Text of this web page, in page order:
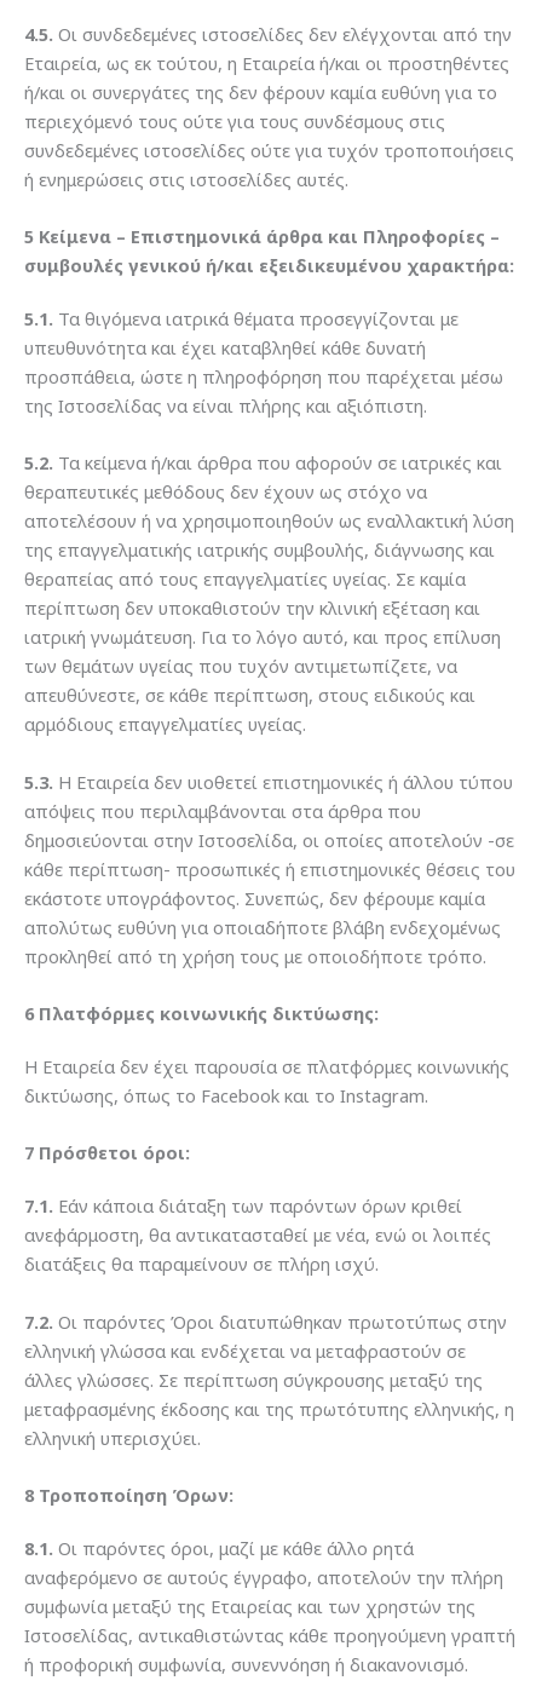
4.5. Οι συνδεδεμένες ιστοσελίδες δεν ελέγχονται από την
Εταιρεία, ως εκ τούτου, η Εταιρεία ή/και οι προστηθέντες
ή/και οι συνεργάτες της δεν φέρουν καμία ευθύνη για το
περιεχόμενό τους ούτε για τους συνδέσμους στις
συνδεδεμένες ιστοσελίδες ούτε για τυχόν τροποποιήσεις
ή ενημερώσεις στις ιστοσελίδες αυτές.
5 Κείμενα – Επιστημονικά άρθρα και Πληροφορίες –
συμβουλές γενικού ή/και εξειδικευμένου χαρακτήρα:
5.1. Τα θιγόμενα ιατρικά θέματα προσεγγίζονται με
υπευθυνότητα και έχει καταβληθεί κάθε δυνατή
προσπάθεια, ώστε η πληροφόρηση που παρέχεται μέσω
της Ιστοσελίδας να είναι πλήρης και αξιόπιστη.
5.2. Τα κείμενα ή/και άρθρα που αφορούν σε ιατρικές και
θεραπευτικές μεθόδους δεν έχουν ως στόχο να
αποτελέσουν ή να χρησιμοποιηθούν ως εναλλακτική λύση
της επαγγελματικής ιατρικής συμβουλής, διάγνωσης και
θεραπείας από τους επαγγελματίες υγείας. Σε καμία
περίπτωση δεν υποκαθιστούν την κλινική εξέταση και
ιατρική γνωμάτευση. Για το λόγο αυτό, και προς επίλυση
των θεμάτων υγείας που τυχόν αντιμετωπίζετε, να
απευθύνεστε, σε κάθε περίπτωση, στους ειδικούς και
αρμόδιους επαγγελματίες υγείας.
5.3. Η Εταιρεία δεν υιοθετεί επιστημονικές ή άλλου τύπου
απόψεις που περιλαμβάνονται στα άρθρα που
δημοσιεύονται στην Iστοσελίδα, οι οποίες αποτελούν -σε
κάθε περίπτωση- προσωπικές ή επιστημονικές θέσεις του
εκάστοτε υπογράφοντος. Συνεπώς, δεν φέρουμε καμία
απολύτως ευθύνη για οποιαδήποτε βλάβη ενδεχομένως
προκληθεί από τη χρήση τους με οποιοδήποτε τρόπο.
6 Πλατφόρμες κοινωνικής δικτύωσης:
H Εταιρεία δεν έχει παρουσία σε πλατφόρμες κοινωνικής
δικτύωσης, όπως το Facebook και το Instagram.
7 Πρόσθετοι όροι:
7.1. Εάν κάποια διάταξη των παρόντων όρων κριθεί
ανεφάρμοστη, θα αντικατασταθεί με νέα, ενώ οι λοιπές
διατάξεις θα παραμείνουν σε πλήρη ισχύ.
7.2. Οι παρόντες Όροι διατυπώθηκαν πρωτοτύπως στην
ελληνική γλώσσα και ενδέχεται να μεταφραστούν σε
άλλες γλώσσες. Σε περίπτωση σύγκρουσης μεταξύ της
μεταφρασμένης έκδοσης και της πρωτότυπης ελληνικής, η
ελληνική υπερισχύει.
8 Τροποποίηση Όρων:
8.1. Οι παρόντες όροι, μαζί με κάθε άλλο ρητά
αναφερόμενο σε αυτούς έγγραφο, αποτελούν την πλήρη
συμφωνία μεταξύ της Εταιρείας και των χρηστών της
Ιστοσελίδας, αντικαθιστώντας κάθε προηγούμενη γραπτή
ή προφορική συμφωνία, συνεννόηση ή διακανονισμό.